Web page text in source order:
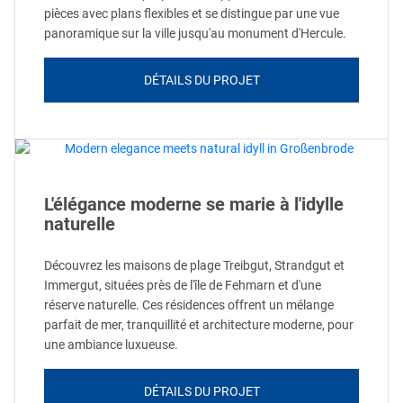
pièces avec plans flexibles et se distingue par une vue
panoramique sur la ville jusqu'au monument d'Hercule.
DÉTAILS DU PROJET
L'élégance moderne se marie à l'idylle
naturelle
Découvrez les maisons de plage Treibgut, Strandgut et
Immergut, situées près de l'île de Fehmarn et d'une
réserve naturelle. Ces résidences offrent un mélange
parfait de mer, tranquillité et architecture moderne, pour
une ambiance luxueuse.
DÉTAILS DU PROJET